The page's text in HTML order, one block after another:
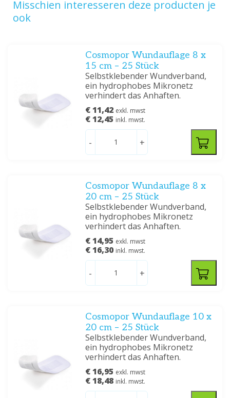
Misschien interesseren deze producten je
ook
Cosmopor Wundauflage 8 x
15 cm – 25 Stück
Selbstklebender Wundverband,
ein hydrophobes Mikronetz
verhindert das Anhaften.
€ 11,42 exkl. mwst
€ 12,45 inkl. mwst.
- +
Cosmopor Wundauflage 8 x
20 cm – 25 Stück
Selbstklebender Wundverband,
ein hydrophobes Mikronetz
verhindert das Anhaften.
€ 14,95 exkl. mwst
€ 16,30 inkl. mwst.
- +
Cosmopor Wundauflage 10 x
20 cm – 25 Stück
Selbstklebender Wundverband,
ein hydrophobes Mikronetz
verhindert das Anhaften.
€ 16,95 exkl. mwst
€ 18,48 inkl. mwst.